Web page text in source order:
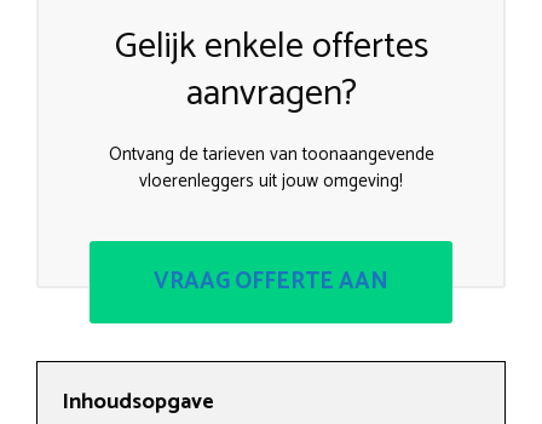
Gelijk enkele offertes
aanvragen?
Ontvang de tarieven van toonaangevende
vloerenleggers uit jouw omgeving!
VRAAG OFFERTE AAN
Inhoudsopgave